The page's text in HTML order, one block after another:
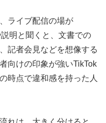
ライブ配信の場が
明と聞くと、文書での
記者会見などを想像する
向けの印象が強いTikTok
時点で違和感を持った人